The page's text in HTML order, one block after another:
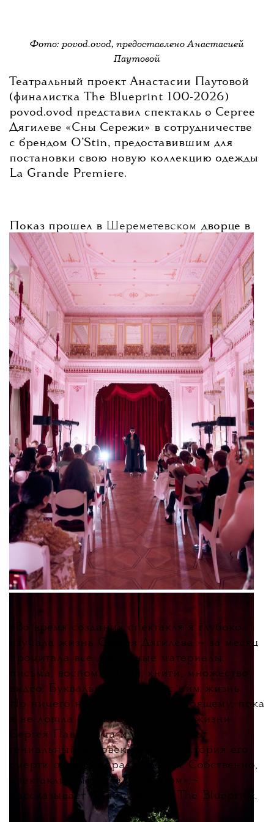
Фото: povod.ovod, предоставлено Анастасией
Паутовой
Театральный проект Анастасии Паутовой
(финалистка The Blueprint 100-2026)
povod.ovod представил спектакль о Сергее
Дягилеве «Сны Сережи» в сотрудничестве
с брендом O’Stin, предоставившим для
постановки свою новую коллекцию одежды
La Grande Premiere.
Показ прошел в Шереметевском дворце в
Петербурге. По словам Анастасии
Паутовой, идея спектакля принадлежала
самому бренду — новая коллекция
посвящена «Русским сезонам», и именно
поэтому предложили обратиться к фигуре
Дягилева.
Во время создания спектакля я глубоко
изучала жизнь Сергея Дягилева — за месяц
прочитала все доступные материалы:
письма, воспоминания, книги, множество
видео. Буквально прожила с ним жизнь.
Но ничего не задевало по-настоящему, пока
я не дошла до финальных дней жизни
Сергея Павловича и того, как этот
гениальный человек умирал. История его
смерти сильно поразила меня. Собственно,
спектакль мы сделали об этом »,—
рассказывает Анастасия для The Blueprint.